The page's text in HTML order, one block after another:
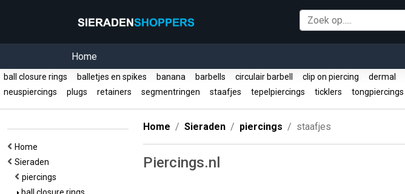
Home
ball closure rings balletjes en spikes banana barbells circulair barbell clip on piercing dermal
neuspiercings
plugs retainers segmentringen staafjes tepelpiercings ticklers tongpiercings
Home
Sieraden
piercings
Home Sieraden piercings staafjes
Piercings.nl